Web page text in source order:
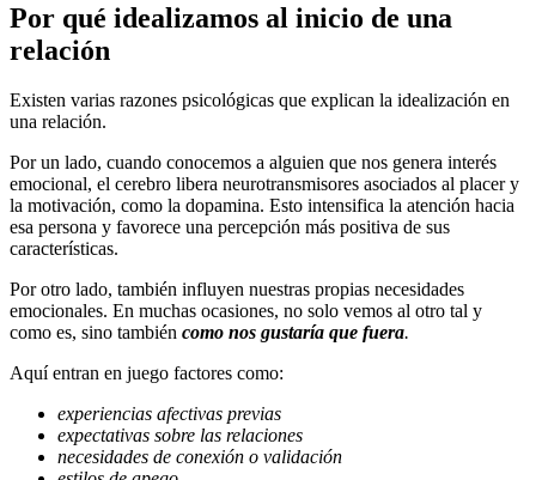
Por qué idealizamos al inicio de una
relación
Existen varias razones psicológicas que explican la idealización en
una relación.
Por un lado, cuando conocemos a alguien que nos genera interés
emocional, el cerebro libera neurotransmisores asociados al placer y
la motivación, como la dopamina. Esto intensifica la atención hacia
esa persona y favorece una percepción más positiva de sus
características.
Por otro lado, también influyen nuestras propias necesidades
emocionales. En muchas ocasiones, no solo vemos al otro tal y
como es, sino también como nos gustaría que fuera.
Aquí entran en juego factores como:
experiencias afectivas previas
expectativas sobre las relaciones
necesidades de conexión o validación